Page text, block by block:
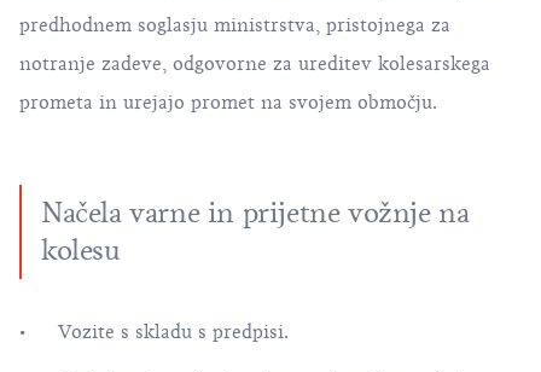
predhodnem soglasju ministrstva, pristojnega za
notranje zadeve, odgovorne za ureditev kolesarskega
prometa in urejajo promet na svojem območju.
Načela varne in prijetne vožnje na
kolesu
Vozite s skladu s predpisi.